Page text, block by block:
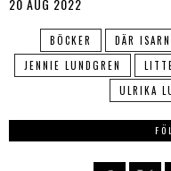
BÖCKER DÄR
JENNIE LUNDGREN
ULRIKA